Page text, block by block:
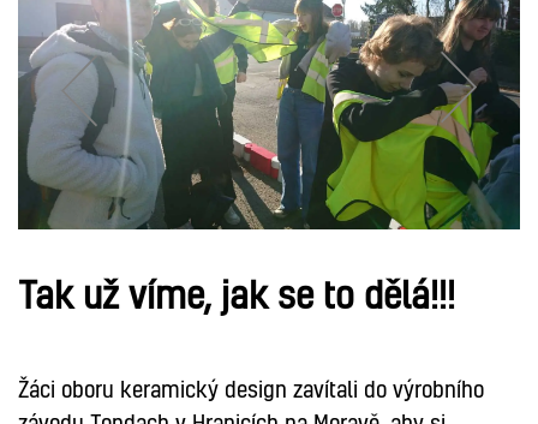
Tak už víme, jak se to dělá!!!
Žáci oboru keramický design zavítali do výrobního